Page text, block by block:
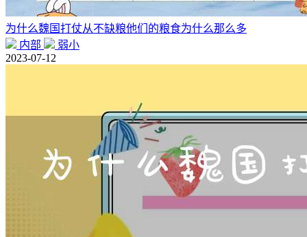
为什么魏国打仗从不缺粮他们的粮食为什么那么多
内部
弱小
2023-07-12